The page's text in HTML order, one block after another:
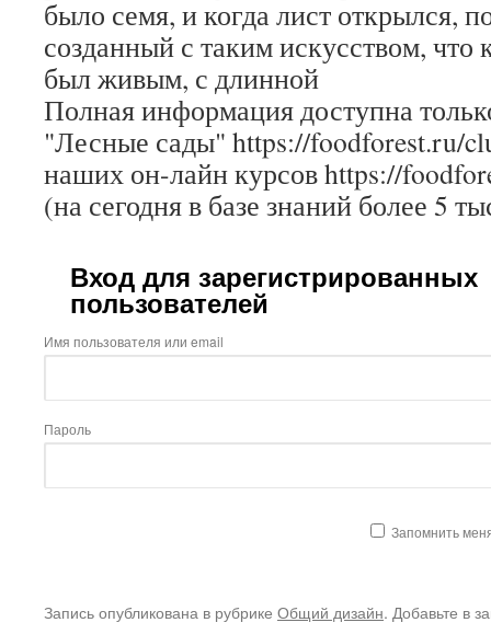
было семя, и когда лист открылся,
созданный с таким искусством, что
был живым, с длинной
Полная информация доступна
"Лесные сады" https://foodforest.ru/
наших он-лайн курсов https://
(на сегодня в базе знаний более 5
Вход для зарегистрированных
пользователей
Имя пользователя или email
Пароль
Запомнить
Запись опубликована в рубрике Общий дизайн. Добавьте в